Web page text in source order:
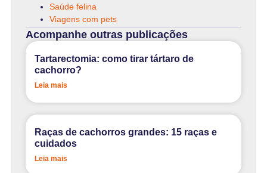
Saúde felina
Viagens com pets
Acompanhe outras publicações
Tartarectomia: como tirar tártaro de
cachorro?
Leia mais
Raças de cachorros grandes: 15 raças e
cuidados
Leia mais